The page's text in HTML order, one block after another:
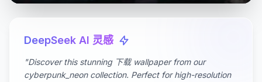
DeepSeek AI 灵感
"Discover this stunning 下载 wallpaper from our
cyberpunk_neon collection. Perfect for high-resolution